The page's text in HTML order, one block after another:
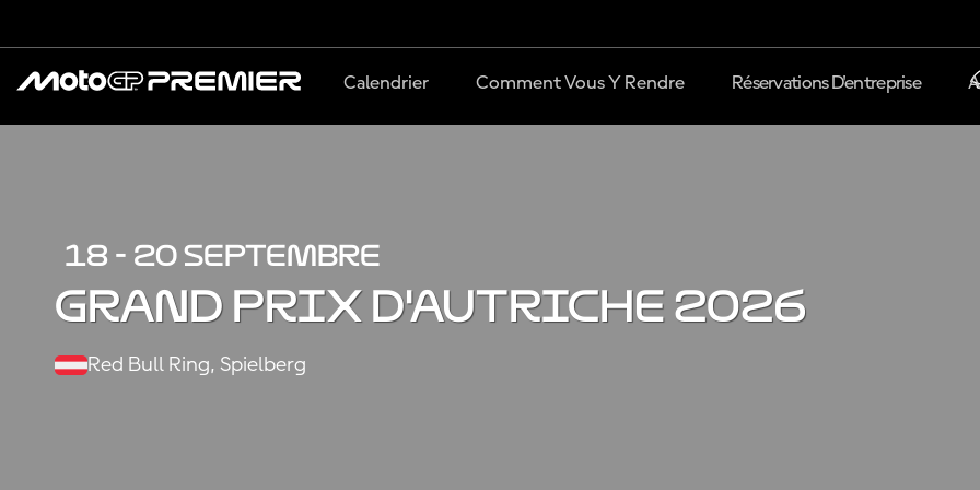
Calendrier Comment Vous Y Rendre Réservations D'entreprise
18 - 20 SEPTEMBRE
Grand Prix d'Autriche 2026
Red Bull Ring, Spielberg